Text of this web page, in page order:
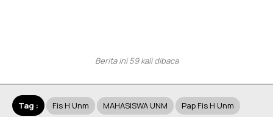
Berita ini 59 kali dibaca
Tag : Fis H Unm MAHASISWA UNM Pap Fis H Unm